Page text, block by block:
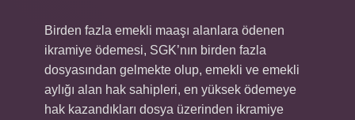
Birden fazla emekli maaşı alanlara ödenen
ikramiye ödemesi, SGK’nın birden fazla
dosyasından gelmekte olup, emekli ve emekli
aylığı alan hak sahipleri, en yüksek ödemeye
hak kazandıkları dosya üzerinden ikramiye